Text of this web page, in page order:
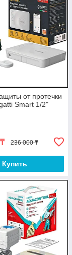
от протечки
Smart 1/2"
₸ 236 000 ₸
Купить